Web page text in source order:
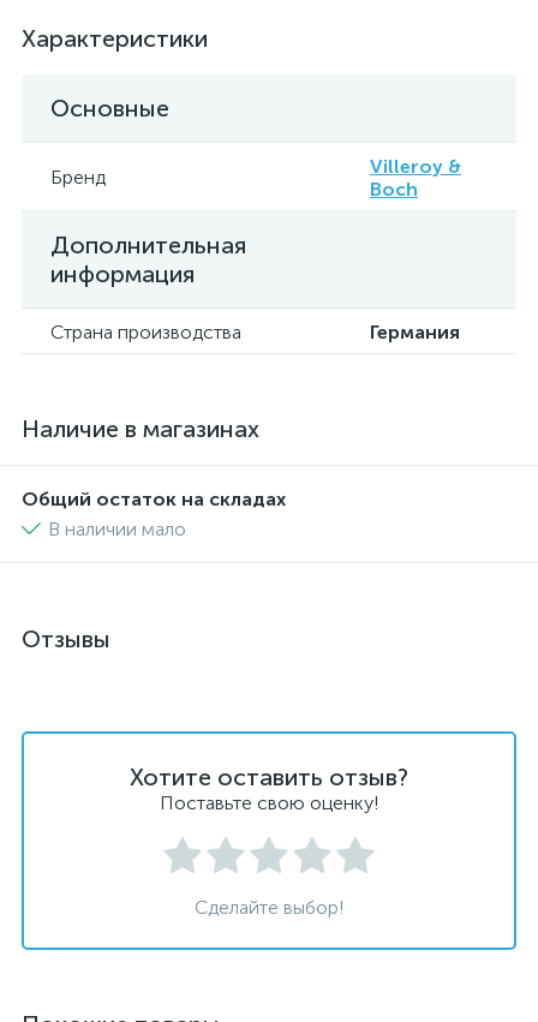
Характеристики
Основные
Бренд
Villeroy &
Boch
Дополнительная
информация
Страна производства Германия
Наличие в магазинах
Общий остаток на складах
В наличии мало
Отзывы
Хотите оставить отзыв?
Поставьте свою оценку!
Сделайте выбор!